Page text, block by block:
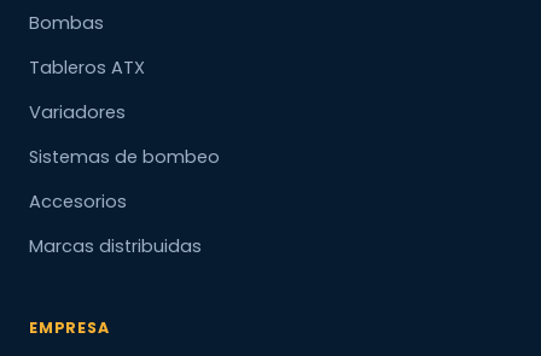
Bombas
Tableros ATX
Variadores
Sistemas de bombeo
Accesorios
Marcas distribuidas
EMPRESA